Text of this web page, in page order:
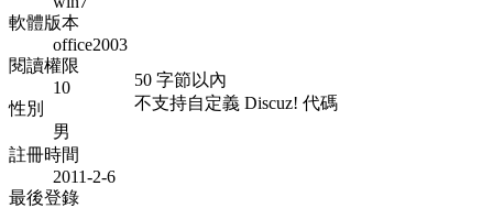
軟體版本
office2003
閱讀權限
10
性別
男
註冊時間
2011-2-6
最後登錄
50 字節以內
不支持自定義 Discuz! 代碼